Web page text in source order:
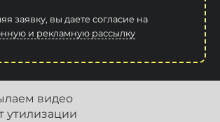
заявку, вы даете согласие на
и рекламную рассылку
видео
утилизации